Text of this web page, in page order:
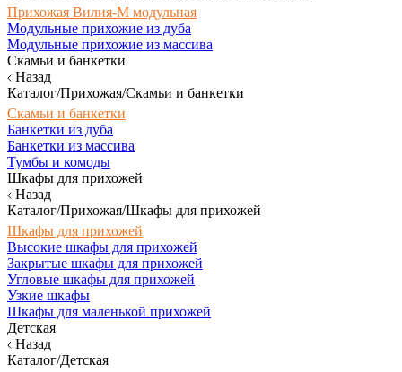
Прихожая Вилия-М модульная
Модульные прихожие из дуба
Модульные прихожие из массива
Скамьи и банкетки
Назад
Каталог/Прихожая/Скамьи и банкетки
Скамьи и банкетки
Банкетки из дуба
Банкетки из массива
Тумбы и комоды
Шкафы для прихожей
Назад
Каталог/Прихожая/Шкафы для прихожей
Шкафы для прихожей
Высокие шкафы для прихожей
Закрытые шкафы для прихожей
Угловые шкафы для прихожей
Узкие шкафы
Шкафы для маленькой прихожей
Детская
Назад
Каталог/Детская